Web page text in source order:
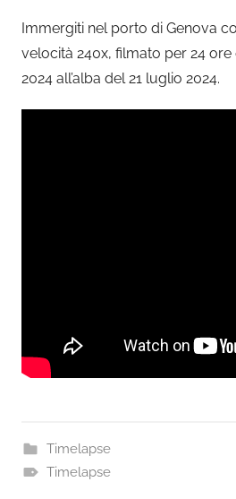
Immergiti nel porto di Genova
velocità 240x, filmato per 24 ore
2024 all’alba del 21 luglio 2024.
Timelapse
Timelapse